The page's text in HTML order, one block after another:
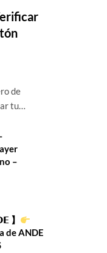
de
tu…
–
】
de ANDE